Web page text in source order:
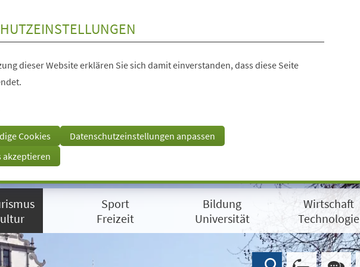
dieser Website erklären Sie sich damit einverstanden, dass diese Seite
Cookies
Datenschutzeinstellungen anpassen
akzeptieren
Sport
Freizeit
Bildung
Universität
Wirtschaft
Technologie